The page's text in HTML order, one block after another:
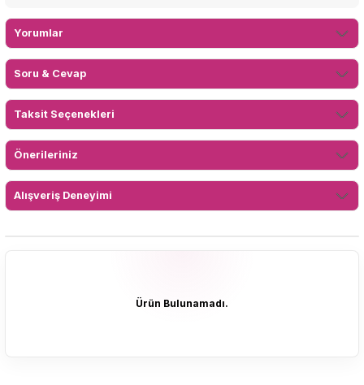
Yorumlar
Soru & Cevap
Taksit Seçenekleri
Önerileriniz
Alışveriş Deneyimi
Ürün Bulunamadı.